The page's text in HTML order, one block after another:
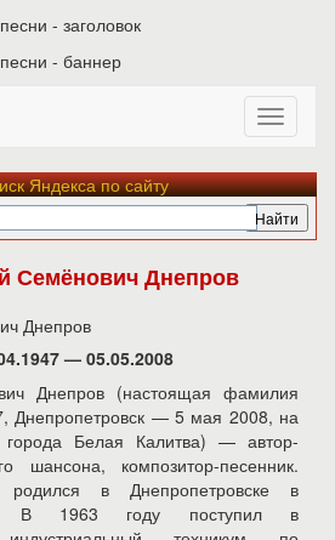
Яндекса по сайту
Семёнович Днепров
— 05.05.2008
Днепров (настоящая фамилия
Днепропетровск — 5 мая 2008, на
Белая Калитва) — автор-
шансона, композитор-песенник.
родился в Днепропетровске в
В 1963 году поступил в